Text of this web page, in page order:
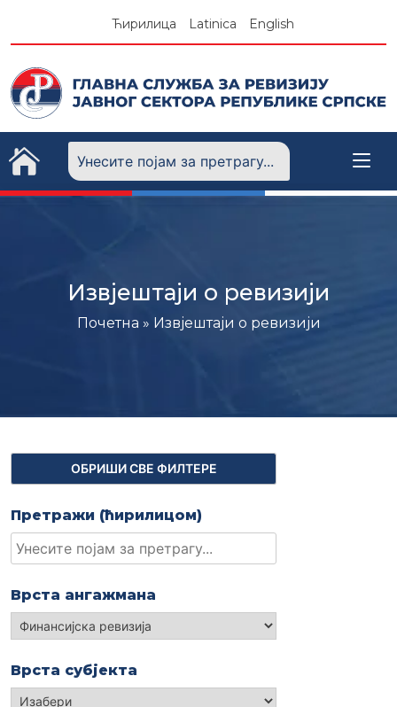
Ћирилица Latinica English
Извјештаји о ревизији
Почетна » Извјештаји о ревизији
Претражи (ћирилицом)
Врста ангажмана
Изабери
Врста субјекта
Изабери